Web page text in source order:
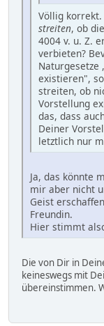
Völlig
streiten, ob
4004 v. u. Z.
verbieten?
Naturgesetze
existieren",
streiten, ob
Vorstellung
das, dass
Deiner
letztlich nur
Ja, das könnte
mir aber nicht
Geist
Freundin.
Hier stimmt
Die von Dir in
keineswegs mit
übereinstimmen.